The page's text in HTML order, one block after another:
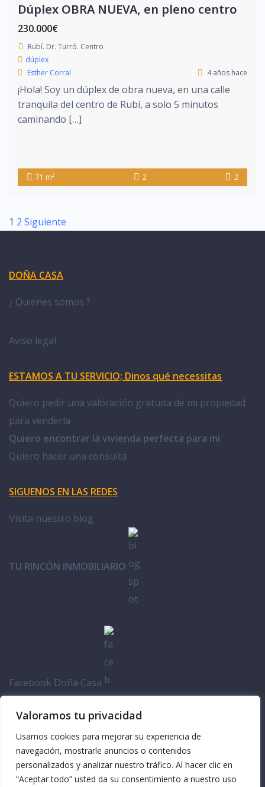
Valoramos tu privacidad
Usamos cookies para mejorar su experiencia de
navegación, mostrarle anuncios o contenidos
personalizados y analizar nuestro tráfico. Al hacer clic en
“Aceptar todo” usted da su consentimiento a nuestro uso
Dúplex OBRA NUEVA, en pleno centro
230.000€
Rubí. Dr. Turró. Centro
dúplex
Esther Corral
4 años hace
¡Hola! Soy un dúplex de obra nueva, en una calle
tranquila del centro de Rubí, a solo 5 minutos
caminando […]
71 m2 2 2
1 2 Siguiente
DOÑA CASA
¿ Quienes somos ?
Aviso legal
ESTAMOS A TU SERVICIO; Dinos qué necessitas
Quiero pedir una valoración gratuita de mi propiedad
para venderla
Quiero encontrar la vivienda perfecta para mi
Quiero hacer una consulta
SIGUENOS EN LAS REDES
Visita nuestro blog
TU RINCÓN INMOBILIARIO
Facebook Doña Casa